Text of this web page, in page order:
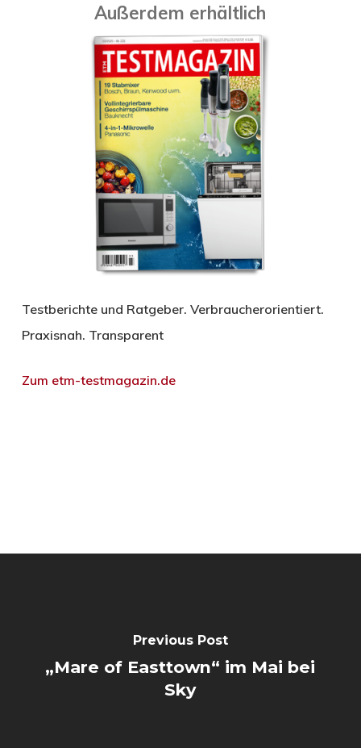
Außerdem erhältlich
Testberichte und Ratgeber. Verbraucherorientiert.
Praxisnah. Transparent
Zum etm-testmagazin.de
Previous Post
„Mare of Easttown“ im Mai bei
Sky